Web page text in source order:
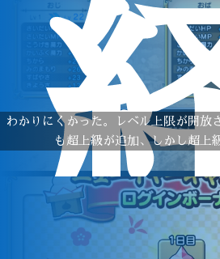
わかりにくかった。レベル上限が開放
も超上級が追加、しかし超上